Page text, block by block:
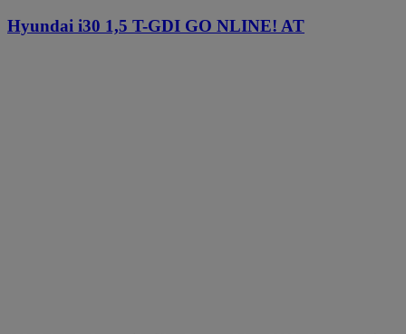
Hyundai i30 1,5 T-GDI GO NLINE! AT